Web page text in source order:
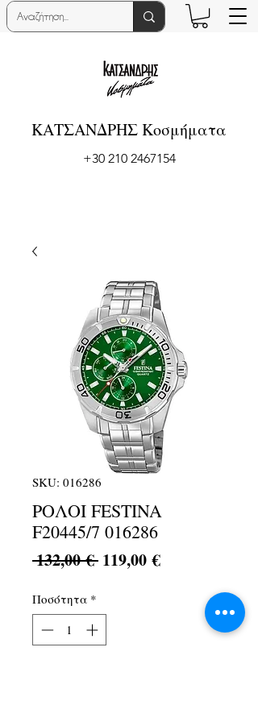
ΚΑΤΣΑΝΔΡΗΣ Κοσμήματα
+30 210 2467154
SKU: 016286
ΡΟΛΟΙ FESTINA
F20445/7 016286
132,00 € Κανονική
119,00 €Τιμή
Ποσότητα *